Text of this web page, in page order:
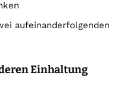
aufeinanderfolgenden
Einhaltung